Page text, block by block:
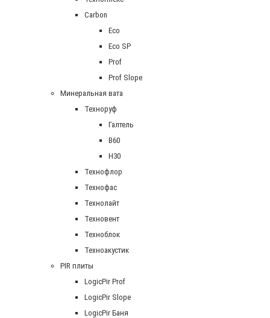
Carbon
Eco
Eco SP
Prof
Prof Slope
Минеральная вата
Техноруф
Галтель
В60
Н30
Технофлор
Технофас
Технолайт
Техновент
Техноблок
Техноакустик
PIR плиты
LogicPir Prof
LogicPir Slope
LogicPir Баня